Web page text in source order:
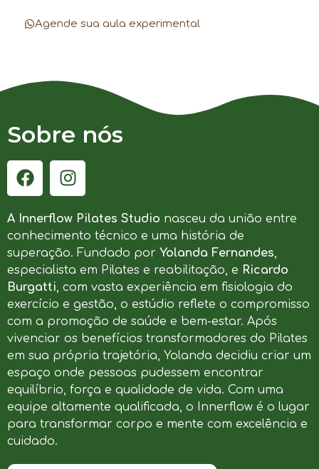
Agende sua aula experimental
Sobre nós
A Innerflow Pilates Studio nasceu da união entre
conhecimento técnico e uma história de
superação. Fundado por Yolanda Fernandes,
especialista em Pilates e reabilitação, e Ricardo
Burgatti, com vasta experiência em fisiologia do
exercício e gestão, o estúdio reflete o compromisso
com a promoção de saúde e bem-estar. Após
vivenciar os benefícios transformadores do Pilates
em sua própria trajetória, Yolanda decidiu criar um
espaço onde pessoas pudessem encontrar
equilíbrio, força e qualidade de vida. Com uma
equipe altamente qualificada, o Innerflow é o lugar
para transformar corpo e mente com excelência e
cuidado.